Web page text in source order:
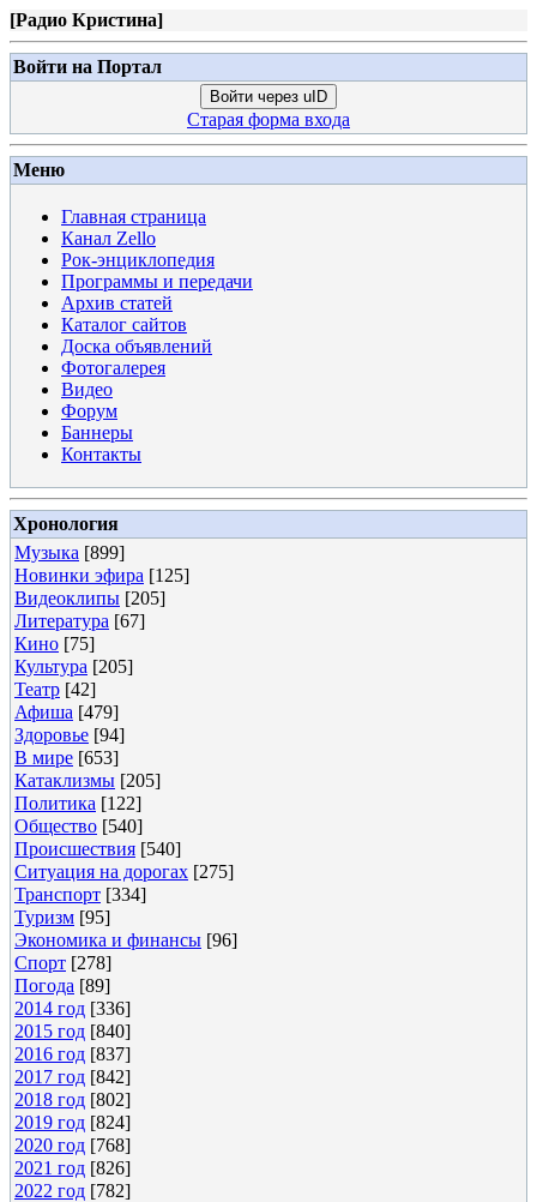
[Радио Кристина]
Войти на Портал
Войти через uID
Старая форма входа
Меню
Главная страница
Канал Zello
Рок-энциклопедия
Программы и передачи
Архив статей
Каталог сайтов
Доска объявлений
Фотогалерея
Видео
Форум
Баннеры
Контакты
Хронология
Музыка [899]
Новинки эфира [125]
Видеоклипы [205]
Литература [67]
Кино [75]
Культура [205]
Театр [42]
Афиша [479]
Здоровье [94]
В мире [653]
Катаклизмы [205]
Политика [122]
Общество [540]
Происшествия [540]
Ситуация на дорогах [275]
Транспорт [334]
Туризм [95]
Экономика и финансы [96]
Спорт [278]
Погода [89]
2014 год [336]
2015 год [840]
2016 год [837]
2017 год [842]
2018 год [802]
2019 год [824]
2020 год [768]
2021 год [826]
2022 год [782]